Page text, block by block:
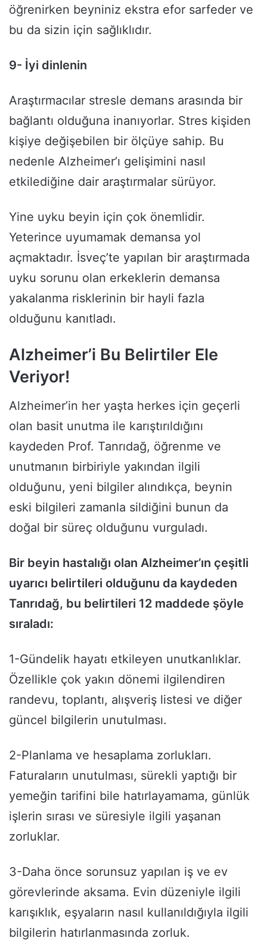
öğrenirken beyniniz ekstra efor sarfeder ve
bu da sizin için sağlıklıdır.
9- İyi dinlenin
Araştırmacılar stresle demans arasında bir
bağlantı olduğuna inanıyorlar. Stres kişiden
kişiye değişebilen bir ölçüye sahip. Bu
nedenle Alzheimer’ı gelişimini nasıl
etkilediğine dair araştırmalar sürüyor.
Yine uyku beyin için çok önemlidir.
Yeterince uyumamak demansa yol
açmaktadır. İsveç’te yapılan bir araştırmada
uyku sorunu olan erkeklerin demansa
yakalanma risklerinin bir hayli fazla
olduğunu kanıtladı.
Alzheimer’i Bu Belirtiler Ele
Veriyor!
Alzheimer’in her yaşta herkes için geçerli
olan basit unutma ile karıştırıldığını
kaydeden Prof. Tanrıdağ, öğrenme ve
unutmanın birbiriyle yakından ilgili
olduğunu, yeni bilgiler alındıkça, beynin
eski bilgileri zamanla sildiğini bunun da
doğal bir süreç olduğunu vurguladı.
Bir beyin hastalığı olan Alzheimer’ın çeşitli
uyarıcı belirtileri olduğunu da kaydeden
Tanrıdağ, bu belirtileri 12 maddede şöyle
sıraladı:
1-Gündelik hayatı etkileyen unutkanlıklar.
Özellikle çok yakın dönemi ilgilendiren
randevu, toplantı, alışveriş listesi ve diğer
güncel bilgilerin unutulması.
2-Planlama ve hesaplama zorlukları.
Faturaların unutulması, sürekli yaptığı bir
yemeğin tarifini bile hatırlayamama, günlük
işlerin sırası ve süresiyle ilgili yaşanan
zorluklar.
3-Daha önce sorunsuz yapılan iş ve ev
görevlerinde aksama. Evin düzeniyle ilgili
karışıklık, eşyaların nasıl kullanıldığıyla ilgili
bilgilerin hatırlanmasında zorluk.